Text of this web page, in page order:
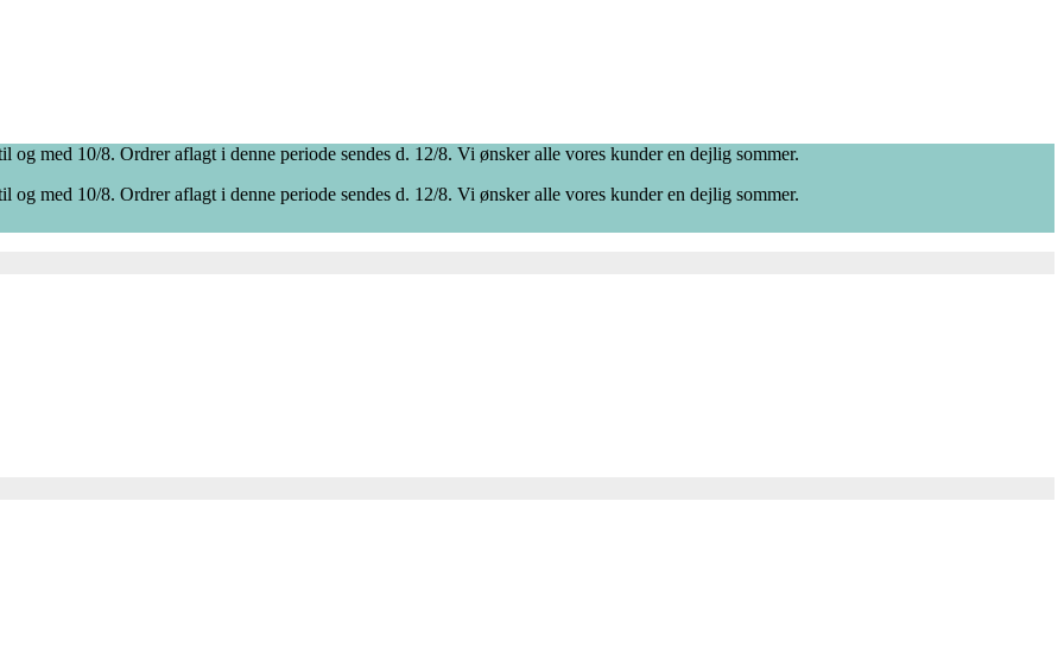
med 10/8. Ordrer aflagt i denne periode sendes d. 12/8. Vi ønsker alle vores kunder en dejlig sommer.
med 10/8. Ordrer aflagt i denne periode sendes d. 12/8. Vi ønsker alle vores kunder en dejlig sommer.